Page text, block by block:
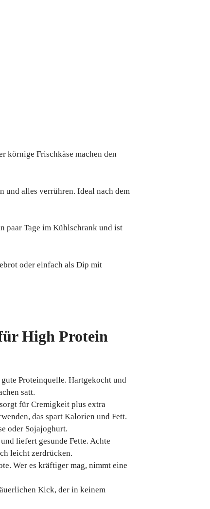
körnige Frischkäse machen den
und alles verrühren. Ideal nach dem
paar Tage im Kühlschrank und ist
oder einfach als Dip mit
High Protein
Proteinquelle. Hartgekocht und
satt.
für Cremigkeit plus extra
das spart Kalorien und Fett.
oder Sojajoghurt.
liefert gesunde Fette. Achte
leicht zerdrücken.
Wer es kräftiger mag, nimmt eine
Kick, der in keinem